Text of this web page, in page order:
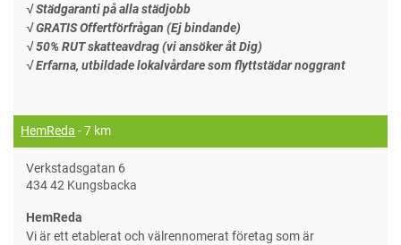
√ Städgaranti på alla städjobb
√ GRATIS Offertförfrågan (Ej bindande)
√ 50% RUT skatteavdrag (vi ansöker åt Dig)
√ Erfarna, utbildade lokalvårdare som flyttstädar noggrant
HemReda - 7 km
Verkstadsgatan 6
434 42 Kungsbacka
HemReda
Vi är ett etablerat och välrennomerat företag som är